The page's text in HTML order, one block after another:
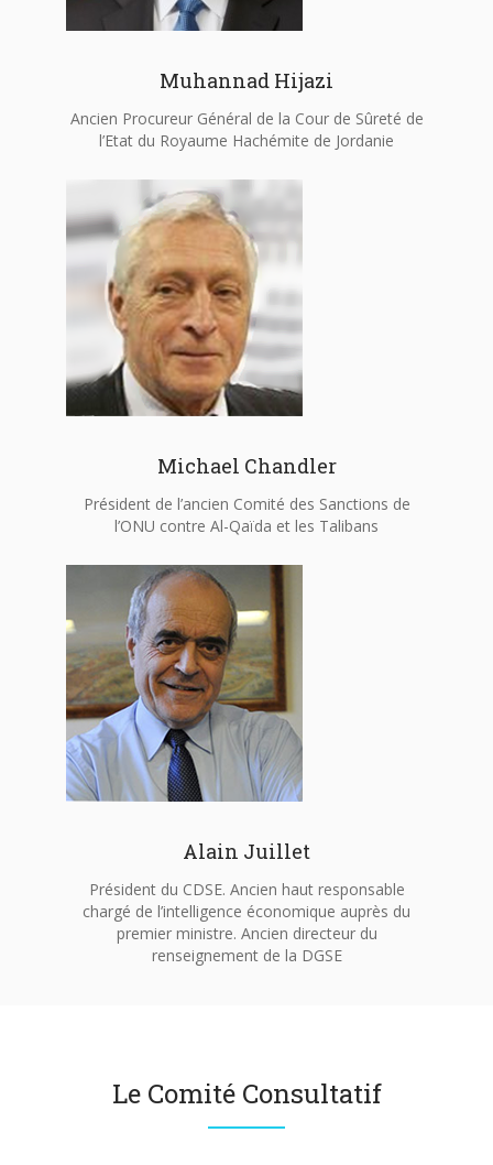
Muhannad Hijazi
Ancien Procureur Général de la Cour de Sûreté de
l’Etat du Royaume Hachémite de Jordanie
Michael Chandler
Président de l’ancien Comité des Sanctions de
l’ONU contre Al-Qaïda et les Talibans
Alain Juillet
Président du CDSE. Ancien haut responsable
chargé de l’intelligence économique auprès du
premier ministre. Ancien directeur du
renseignement de la DGSE
Le Comité Consultatif